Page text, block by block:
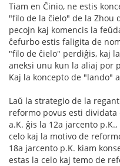
Tiam en Ĉinio, ne estis
"filo de la ĉielo" de la Zhou
pecojn kaj komencis la
ĉefurbo estis faligita de
"filo de ĉielo" perdiĝis, kaj
aneksi unu kun la aliaj por
Kaj la koncepto de "lando"
Laŭ la strategio de la
reformo povus esti
a.K. ĝis la 12a jarcento
celo kaj la motivo de
18a jarcento p.K. kiam
estas la celo kaj temo de